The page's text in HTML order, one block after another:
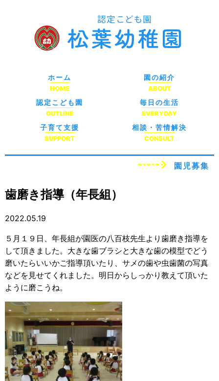
ホーム
HOME
園の紹介
ABOUT
認定こども園
OUTLINE
毎日の生活
EVERYDAY
子育て支援
SUPPORT
相談・苦情解決
CONSULT
園児募集
歯磨き指導（年長組）
2022.05.19
５月１９日、年長組が園医の八百枝先生より歯磨き指導を
して頂きました。大きな歯ブラシと大きな歯の模型でどう
磨いたらいいかご指導頂いたり、サメの歯や虫歯菌の写真
などを見せてくれました。明日からしっかり教えて頂いた
ように磨こうね。